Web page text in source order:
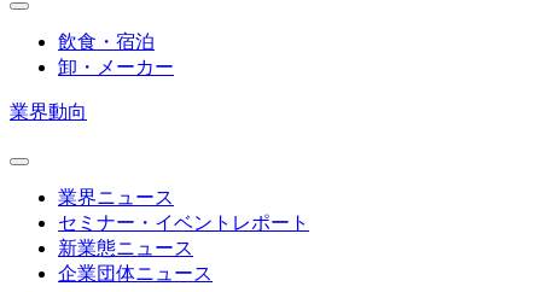
飲食・宿泊
卸・メーカー
業界動向
業界ニュース
セミナー・イベントレポート
新業態ニュース
企業団体ニュース